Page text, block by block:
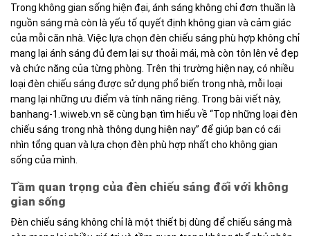
Trong không gian sống hiện đại, ánh sáng không chỉ đơn thuần là
nguồn sáng mà còn là yếu tố quyết định không gian và cảm giác
của mỗi căn nhà. Việc lựa chọn đèn chiếu sáng phù hợp không chỉ
mang lại ánh sáng đủ đem lại sự thoải mái, mà còn tôn lên vẻ đẹp
và chức năng của từng phòng. Trên thị trường hiện nay, có nhiều
loại đèn chiếu sáng được sử dụng phổ biến trong nhà, mỗi loại
mang lại những ưu điểm và tính năng riêng. Trong bài viết này,
banhang-1.wiweb.vn sẽ cùng bạn tìm hiểu về “Top những loại đèn
chiếu sáng trong nhà thông dụng hiện nay” để giúp bạn có cái
nhìn tổng quan và lựa chọn đèn phù hợp nhất cho không gian
sống của mình.
Tầm quan trọng của đèn chiếu sáng đối với không
gian sống
Đèn chiếu sáng không chỉ là một thiết bị dùng để chiếu sáng mà